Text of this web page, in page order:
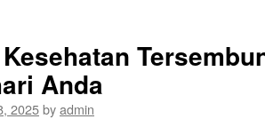
Cara
Efektif
untuk
Meningkatkan
Anda
2025byadmin